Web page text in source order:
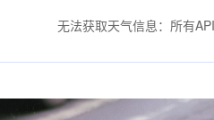
无法获取天气信息：所有